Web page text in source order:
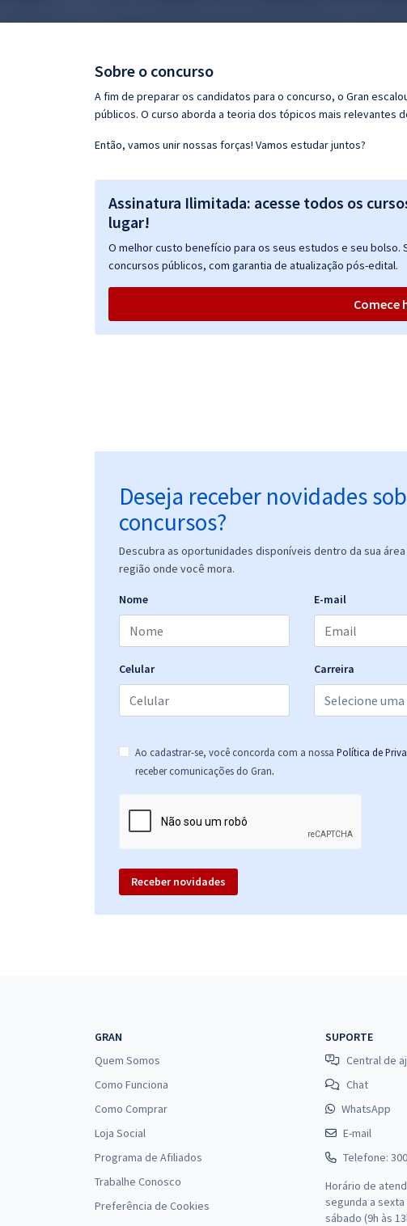
Conteúdo gratuito
Sobre o concurso
A fim de preparar os candidatos para o concurso, o Gran
públicos. O curso aborda a teoria dos tópicos mais relevantes
Então, vamos unir nossas forças! Vamos estudar juntos?
Assinatura Ilimitada: acesse todos os
lugar!
O melhor custo benefício para os seus estudos e seu bolso.
concursos públicos, com garantia de atualização pós-edital.
Comece
Deseja receber novidades
concursos?
Descubra as oportunidades disponíveis dentro da sua
região onde você mora.
Nome E-mail
Celular Carreira
Ao cadastrar-se, você concorda com a nossa Política de
receber comunicações do Gran.
Receber novidades
GRAN
Quem Somos
Como Funciona
Como Comprar
Loja Social
Programa de Afiliados
Trabalhe Conosco
Preferência de Cookies
SUPORTE
Central de
Chat
WhatsApp
E-mail
Telefone:
Horário de
segunda a sexta
sábado (9h às